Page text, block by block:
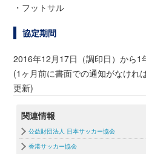
・フットサル
協定期間
2016年12月17日（調印日）から1
(1ヶ月前に書面での通知がなけれ
更新)
関連情報
公益財団法人 日本サッカー協会
香港サッカー協会